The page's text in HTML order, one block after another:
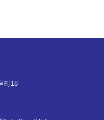
町18